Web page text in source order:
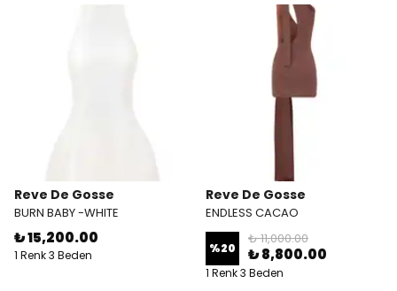
Reve De Gosse
BURN BABY -WHITE
₺ 15,200.00
1 Renk 3 Beden
Reve De Gosse
ENDLESS CACAO
%20
₺ 11,000.00
₺ 8,800.00
1 Renk 3 Beden